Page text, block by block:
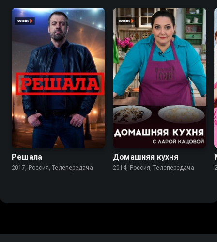
7.5
Решала
2017, Россия, Телепередача
Домашняя кухня
2014, Россия, Телепередача